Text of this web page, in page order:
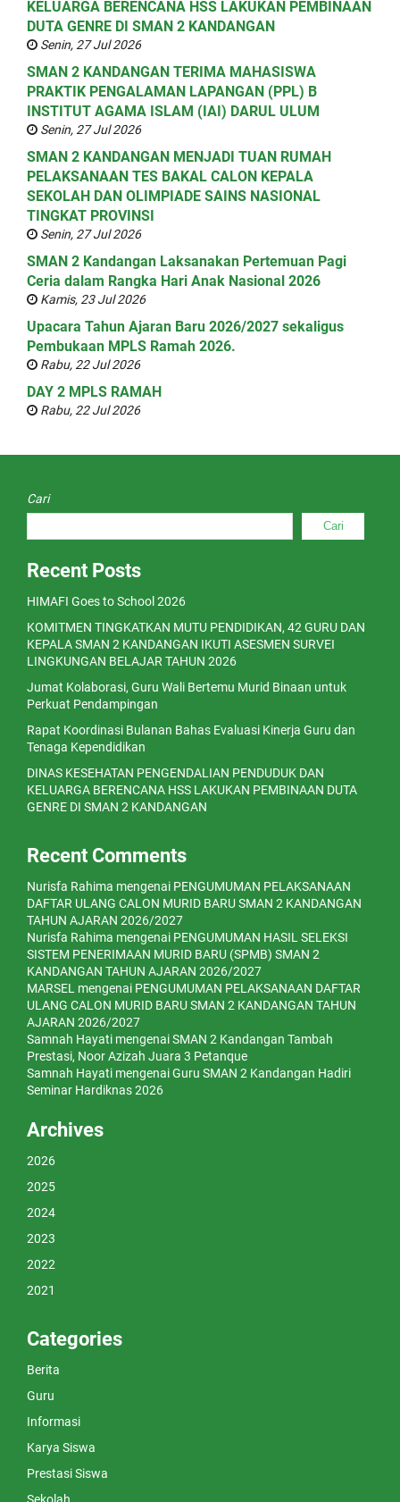
KELUARGA BERENCANA HSS LAKUKAN PEMBINAAN
DUTA GENRE DI SMAN 2 KANDANGAN
Senin, 27 Jul 2026
SMAN 2 KANDANGAN TERIMA MAHASISWA
PRAKTIK PENGALAMAN LAPANGAN (PPL) B
INSTITUT AGAMA ISLAM (IAI) DARUL ULUM
Senin, 27 Jul 2026
SMAN 2 KANDANGAN MENJADI TUAN RUMAH
PELAKSANAAN TES BAKAL CALON KEPALA
SEKOLAH DAN OLIMPIADE SAINS NASIONAL
TINGKAT PROVINSI
Senin, 27 Jul 2026
SMAN 2 Kandangan Laksanakan Pertemuan Pagi
Ceria dalam Rangka Hari Anak Nasional 2026
Kamis, 23 Jul 2026
Upacara Tahun Ajaran Baru 2026/2027 sekaligus
Pembukaan MPLS Ramah 2026.
Rabu, 22 Jul 2026
DAY 2 MPLS RAMAH
Rabu, 22 Jul 2026
Cari
Cari
Recent Posts
HIMAFI Goes to School 2026
KOMITMEN TINGKATKAN MUTU PENDIDIKAN, 42 GURU DAN
KEPALA SMAN 2 KANDANGAN IKUTI ASESMEN SURVEI
LINGKUNGAN BELAJAR TAHUN 2026
Jumat Kolaborasi, Guru Wali Bertemu Murid Binaan untuk
Perkuat Pendampingan
Rapat Koordinasi Bulanan Bahas Evaluasi Kinerja Guru dan
Tenaga Kependidikan
DINAS KESEHATAN PENGENDALIAN PENDUDUK DAN
KELUARGA BERENCANA HSS LAKUKAN PEMBINAAN DUTA
GENRE DI SMAN 2 KANDANGAN
Recent Comments
Nurisfa Rahima mengenai PENGUMUMAN PELAKSANAAN
DAFTAR ULANG CALON MURID BARU SMAN 2 KANDANGAN
TAHUN AJARAN 2026/2027
Nurisfa Rahima mengenai PENGUMUMAN HASIL SELEKSI
SISTEM PENERIMAAN MURID BARU (SPMB) SMAN 2
KANDANGAN TAHUN AJARAN 2026/2027
MARSEL mengenai PENGUMUMAN PELAKSANAAN DAFTAR
ULANG CALON MURID BARU SMAN 2 KANDANGAN TAHUN
AJARAN 2026/2027
Samnah Hayati mengenaiSMAN 2 Kandangan Tambah
Prestasi, Noor Azizah Juara 3 Petanque
Samnah Hayati mengenaiGuru SMAN 2 Kandangan Hadiri
Seminar Hardiknas 2026
Archives
2026
2025
2024
2023
2022
2021
Categories
Berita
Guru
Informasi
Karya Siswa
Prestasi Siswa
Sekolah